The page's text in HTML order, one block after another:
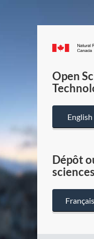
Open
English
Dépôt
Français